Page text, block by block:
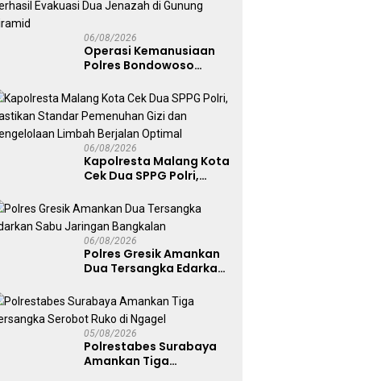
06/08/2026
Operasi Kemanusiaan
Polres Bondowoso
Jenazah di Gunung
Piramid
06/08/2026
Kapolresta Malang Kota
Cek Dua SPPG Polri,
Pemenuhan Gizi dan
Pengelolaan Limbah
Berjalan Optimal
06/08/2026
Polres Gresik Amankan
Dua Tersangka Edarkan
Bangkalan
05/08/2026
Polrestabes Surabaya
Amankan Tiga